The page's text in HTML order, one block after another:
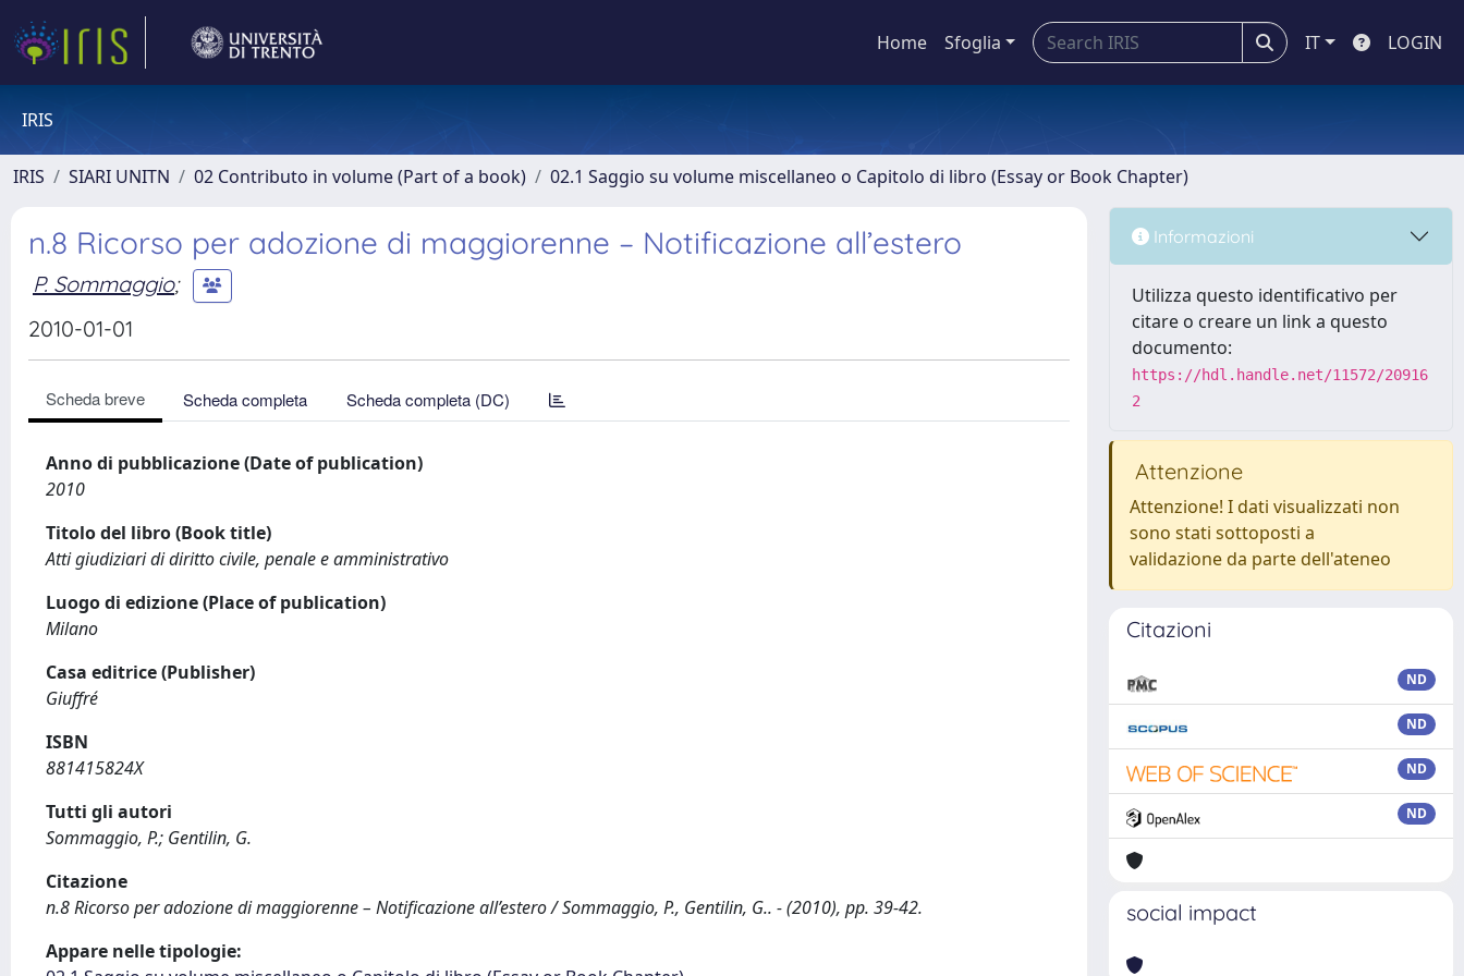
Home Sfoglia IT LOGIN
IRIS
IRIS SIARI UNITN 02 Contributo in volume (Part of a book) 02.1 Saggio su volume miscellaneo o Capitolo di libro (Essay or Book Chapter)
n.8 Ricorso per adozione di maggiorenne – Notificazione all’estero
P. Sommaggio;
2010-01-01
Scheda breve Scheda completa Scheda completa (DC)
Anno di pubblicazione (Date of publication)
2010
Titolo del libro (Book title)
Atti giudiziari di diritto civile, penale e amministrativo
Luogo di edizione (Place of publication)
Milano
Casa editrice (Publisher)
Giuffré
ISBN
881415824X
Tutti gli autori
Sommaggio, P.; Gentilin, G.
Citazione
n.8 Ricorso per adozione di maggiorenne – Notificazione all’estero / Sommaggio, P., Gentilin, G.. - (2010), pp. 39-42.
Appare nelle tipologie:
Informazioni
Utilizza questo identificativo per
citare o creare un link a questo
documento:
https://hdl.handle.net/11572/20916
2
Attenzione
Attenzione! I dati visualizzati non
sono stati sottoposti a
validazione da parte dell'ateneo
Citazioni
ND
ND
ND
ND
social impact